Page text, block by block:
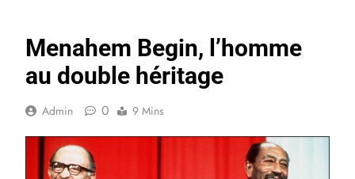
Menahem Begin, l’homme
au double héritage
Admin 0 9 Mins